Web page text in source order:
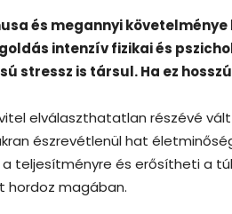
és megannyi
intenzív fizikai és
stressz is társul. Ha ez
elválaszthatatlan részévé vált
észrevétlenül hat
teljesítményre és erősítheti a
hordoz magában.